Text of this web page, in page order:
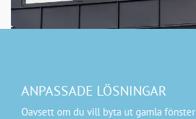
ANPASSADE LÖSNINGAR
Oavsett om du vill byta ut gamla